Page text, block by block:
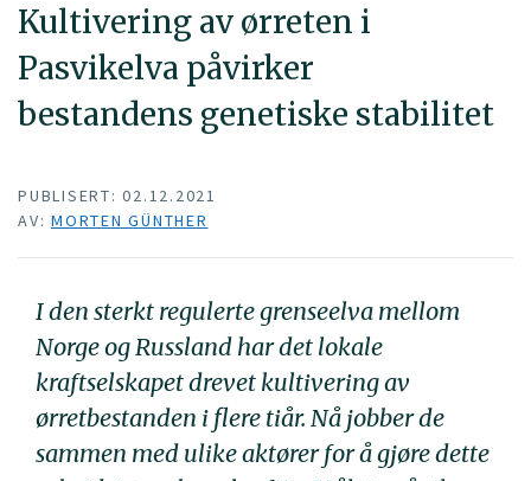
Kultivering av ørreten i
Pasvikelva påvirker
bestandens genetiske stabilitet
PUBLISERT: 02.12.2021
AV: MORTEN GÜNTHER
I den sterkt regulerte grenseelva mellom
Norge og Russland har det lokale
kraftselskapet drevet kultivering av
ørretbestanden i flere tiår. Nå jobber de
sammen med ulike aktører for å gjøre dette